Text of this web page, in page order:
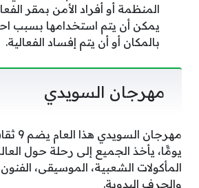
المنظمة أو أفراد الأمن بمقر
يمكن أن يتم استخدامها بسبب
بالمكان أو أن يتم إفساد الفعالية.
مهرجان السويدي
يومًًا، يأخذ الجميع إلى رحلة حول
المأكولات الشعبية، الموسيقى، الفنون
والحرف اليدوية.